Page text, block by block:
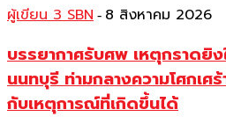
ผู้เขียน 3 SBN - 8 สิงหาคม 2026
บรรยากาศรับศพ เหตุกราดยิง
นนทบุรี ท่ามกลางความโศกเศร้
กับเหตุการณ์ที่เกิดขึ้นได้